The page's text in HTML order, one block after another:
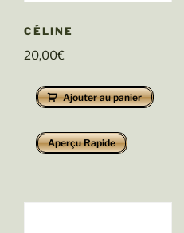
CÉLINE
20,00€
Ajouter au panier
Aperçu Rapide